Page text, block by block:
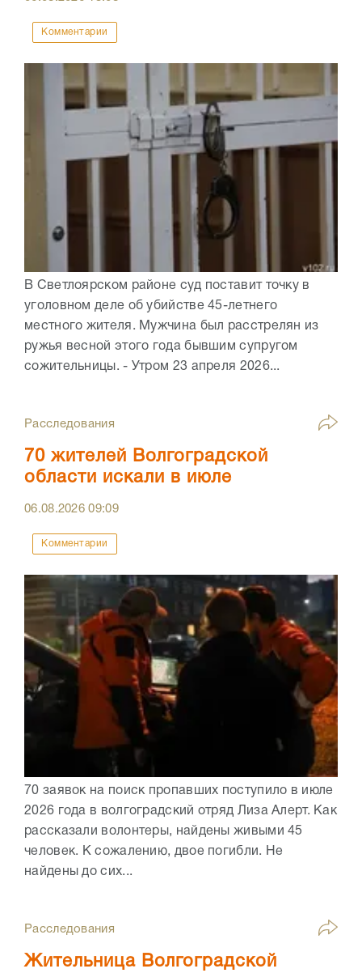
Комментарии
В Светлоярском районе суд поставит точку в
уголовном деле об убийстве 45-летнего
местного жителя. Мужчина был расстрелян из
ружья весной этого года бывшим супругом
сожительницы. - Утром 23 апреля 2026...
Расследования
70 жителей Волгоградской
области искали в июле
06.08.202609:09
Комментарии
70 заявок на поиск пропавших поступило в июле
2026 года в волгоградский отряд Лиза Алерт. Как
рассказали волонтеры, найдены живыми 45
человек. К сожалению, двое погибли. Не
найдены до сих...
Расследования
Жительница Волгоградской